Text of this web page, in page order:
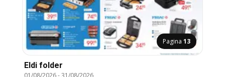
Pagina 13
Eldi folder
01/08/2026-31/08/2026